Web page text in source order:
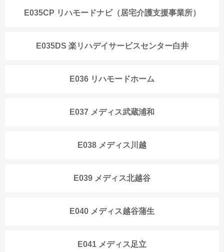
E035CP リハモードナビ（居宅介護支援事業所）
E035DS 楽リハデイサービスセンター白井
E036 リハモードホーム
E037 メディス武蔵浦和
E038 メディス川越
E039 メディス北越谷
E040 メディス越谷蒲生
E041 メディス足立